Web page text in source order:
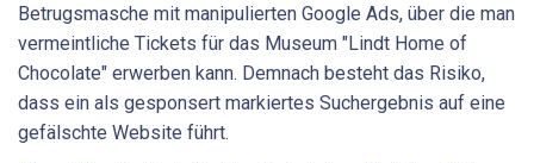
Betrugsmasche mit manipulierten Google Ads, über die man
vermeintliche Tickets für das Museum "Lindt Home of
Chocolate" erwerben kann. Demnach besteht das Risiko,
dass ein als gesponsert markiertes Suchergebnis auf eine
gefälschte Website führt.